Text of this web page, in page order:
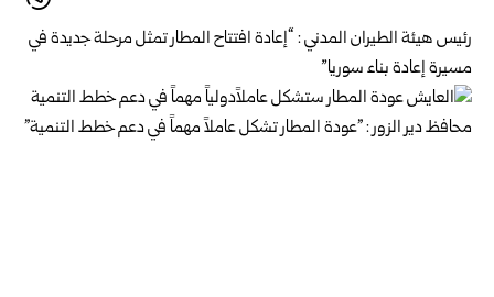
رئيس هيئة الطيران المدني : “إعادة افتتاح المطار تمثل مرحلة جديدة في
مسيرة إعادة بناء سوريا”